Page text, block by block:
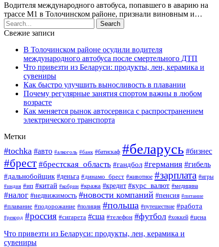
Водителя международного автобуса, попавшего в аварию на
трассе М1 в Толочинском районе, признали виновным и…
Свежие записи
В Толочинском районе осудили водителя
международного автобуса после смертельного ДТП
Что привезти из Беларуси: продукты, лен, керамика и
сувениры
Как быстро улучшить выносливость в плавании
Почему регулярные занятия спортом важны в любом
возрасте
Как меняется рынок автосервиса с распространением
электрического транспорта
Метки
#tochka #авто #алкоголь #банк #батискаф #беларусь #бизнес
#брест #брестская_область #гандбол #германия #гибель
#дальнобойщик #деньга #динамо_брест #животное #зарплата #игры
#индия #ип #китай #кобрин #кража #кредит #курс_валют #медицина
#налог #недвижимость #новости компаний #пенсия #питание
#плавание #подорожание #полиция #польша #путешествие #работа
#рекорд #россия #сигарета #сша #телефон #футбол #хоккей #цена
Что привезти из Беларуси: продукты, лен, керамика и
сувениры